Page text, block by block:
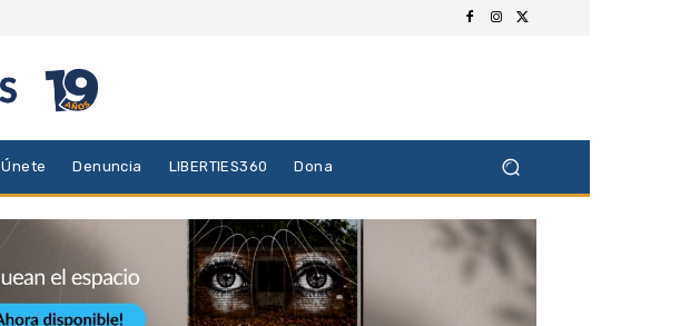
Únete Denuncia LIBERTIES360 Dona